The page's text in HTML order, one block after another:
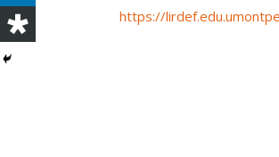
https://